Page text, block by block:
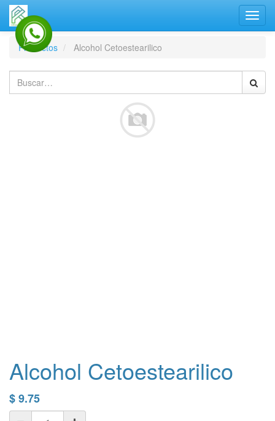
Productos
Alcohol Cetoestearilico
Alcohol Cetoestearilico
$9.75